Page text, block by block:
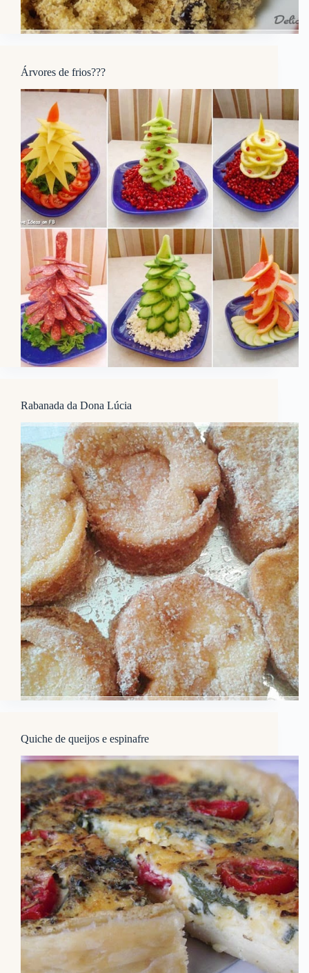
Árvores de frios???
Rabanada da Dona Lúcia
Quiche de queijos e espinafre